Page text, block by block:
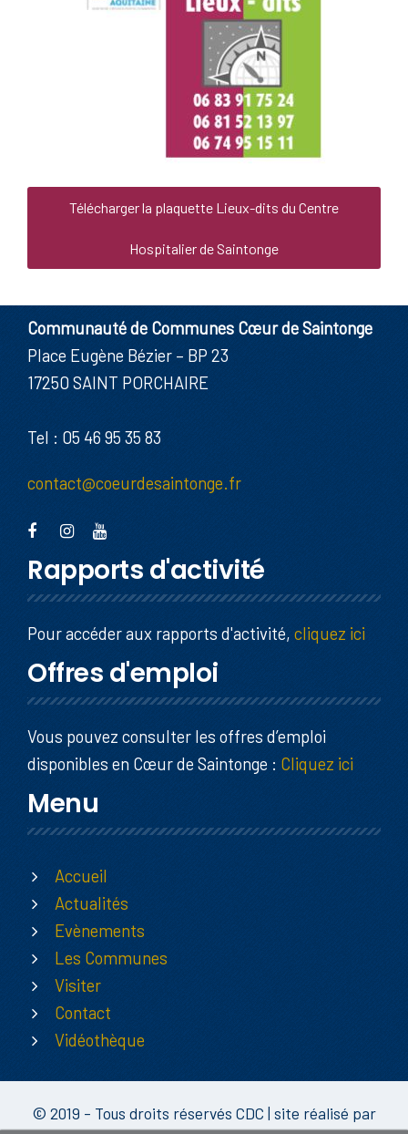
Télécharger la plaquette Lieux-dits du Centre
Hospitalier de Saintonge
Communauté de Communes Cœur de Saintonge
Place Eugène Bézier – BP 23
17250 SAINT PORCHAIRE
Tel : 05 46 95 35 83
contact@coeurdesaintonge.fr
Rapports d'activité
Pour accéder aux rapports d'activité, cliquez ici
Offres d'emploi
Vous pouvez consulter les offres d’emploi
disponibles en Cœur de Saintonge : Cliquez ici
Menu
Accueil
Actualités
Evènements
Les Communes
Visiter
Contact
Vidéothèque
© 2019 - Tous droits réservés CDC | site réalisé par